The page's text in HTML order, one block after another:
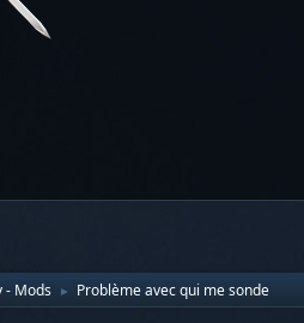
- Mods ► Problème avec qui me sonde